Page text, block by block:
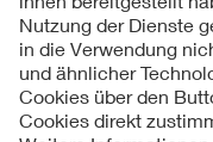
Kontakt